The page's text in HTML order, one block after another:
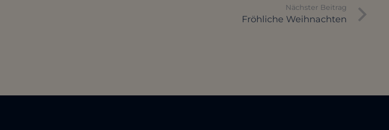
Nächster Beitrag
Fröhliche Weihnachten